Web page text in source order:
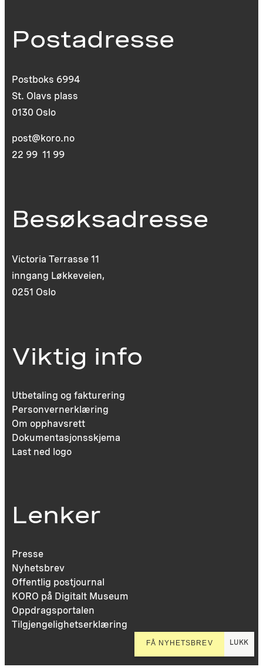
Postadresse
Postboks 6994
St. Olavs plass
0130 Oslo
post@koro.no
22 99 11 99
Besøksadresse
Victoria Terrasse 11
inngang Løkkeveien,
0251 Oslo
Viktig info
Utbetaling og fakturering
Personvernerklæring
Om opphavsrett
Dokumentasjonsskjema
Last ned logo
Lenker
Presse
Nyhetsbrev
Offentlig postjournal
KORO på Digitalt Museum
Oppdragsportalen
Tilgjengelighetserklæring
FÅ NYHETSBREV LUKK